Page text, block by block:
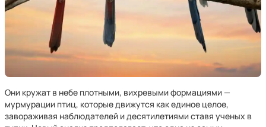
Они кружат в небе плотными, вихревыми формациями —
мурмурации птиц, которые движутся как единое целое,
завораживая наблюдателей и десятилетиями ставя ученых в